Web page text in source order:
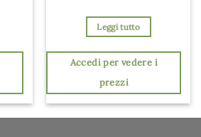
Leggi tutto
Accedi per vedere i
prezzi